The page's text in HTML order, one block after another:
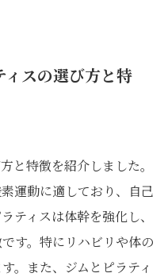
ィスの選び方と特
と特徴を紹介しました。
運動に適しており、自己
ティスは体幹を強化し、
す。特にリハビリや体の
。また、ジムとピラティ